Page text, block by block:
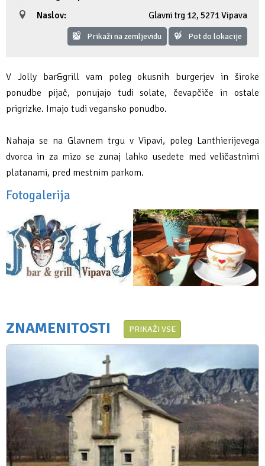
Naslov:
Glavni trg 12, 5271 Vipava
Prikaži na zemljevidu Pot do lokacije
V Jolly bar&grill vam poleg okusnih burgerjev in široke
ponudbe pijač, ponujajo tudi solate, čevapčiče in ostale
prigrizke. Imajo tudi vegansko ponudbo.
Nahaja se na Glavnem trgu v Vipavi, poleg Lanthierijevega
dvorca in za mizo se zunaj lahko usedete med veličastnimi
platanami, pred mestnim parkom.
Fotogalerija
ZNAMENITOSTI PRIKAŽI VSE
Fotogalerija
Ideja za izlet
Raziskuj Vipavo s pomočjo vitezov Vipavskih
Zasebno doživetje lova na tartufe
Pomembni kontakti
Pogosta vprašanja
Novičke
Publikacije
Projekti
Zelena Vipava
Trajnostna mobilnost